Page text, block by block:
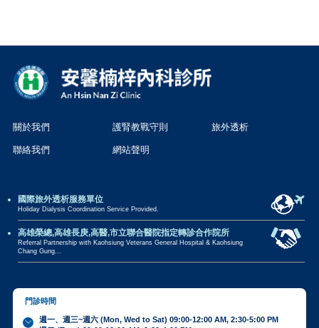
關於我們 護腎教戰守則 旅外透析
聯絡我們 網站聲明
國際旅外透析服務單位
Holiday Dialysis Coordination Service Provided.
高雄榮總,高雄長庚,高醫,市立聯合醫院指定轉診合作院所
Referral Partnership with Kaohsiung Veterans General Hospital & Kaohsiung
Chang Gung...
門診時間
週一、週三~週六 (Mon, Wed to Sat) 09:00-12:00 AM, 2:30-5:00 PM